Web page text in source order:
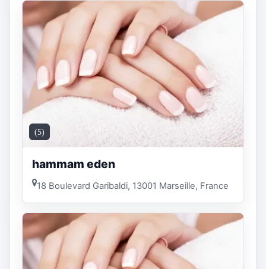
(5)
hammam eden
18 Boulevard Garibaldi, 13001 Marseille, France